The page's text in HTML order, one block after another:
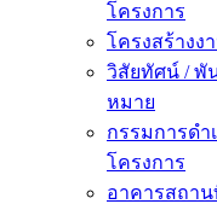
โครงการ
โครงสร้างง
วิสัยทัศน์ / พั
หมาย
กรรมการดำ
โครงการ
อาคารสถาน